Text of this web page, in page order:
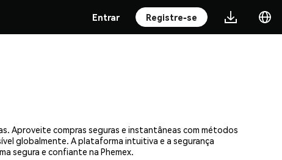
Entrar Registre-se
Aproveite compras seguras e instantâneas com métodos
globalmente. A plataforma intuitiva e a segurança
segura e confiante na Phemex.